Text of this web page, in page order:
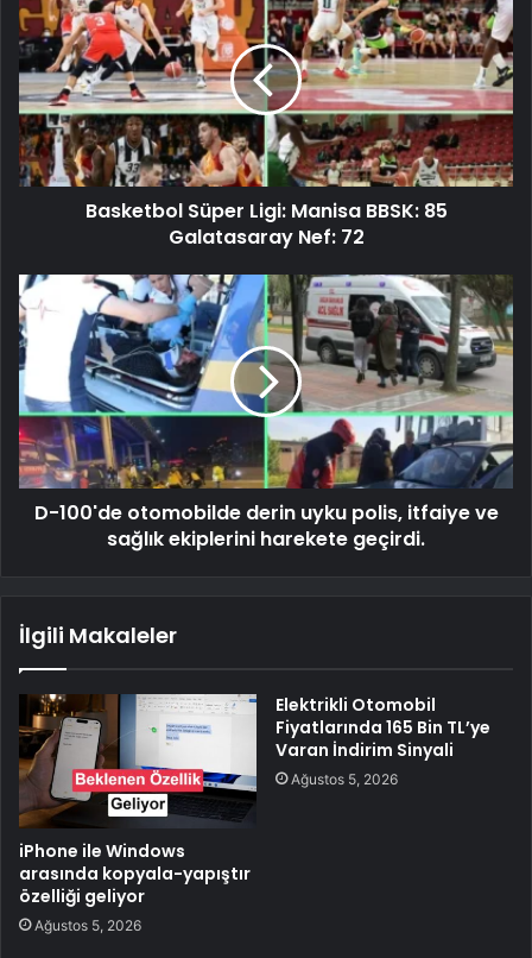
Basketbol Süper Ligi: Manisa BBSK: 85
Galatasaray Nef: 72
D-100'de otomobilde derin uyku polis, itfaiye ve
sağlık ekiplerini harekete geçirdi.
İlgili Makaleler
iPhone ile Windows
arasında kopyala-yapıştır
özelliği geliyor
Ağustos 5, 2026
Elektrikli Otomobil
Fiyatlarında 165 Bin TL’ye
Varan İndirim Sinyali
Ağustos 5, 2026